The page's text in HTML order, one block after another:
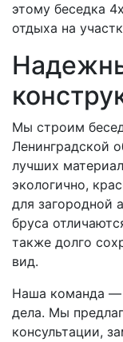
этому беседка
отдыха на
Мы строим
Ленинградской
лучших
экологично,
для загородной
бруса
также долго
вид.
Наша команда —
дела. Мы
консультации,